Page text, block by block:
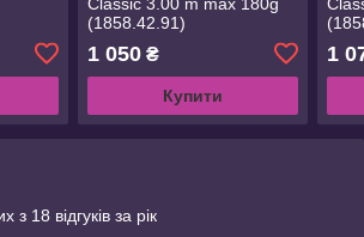
(1858.42.91)
1 050₴
Купити
1
з 18 відгуків за рік